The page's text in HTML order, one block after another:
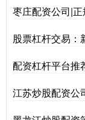
枣庄配资公司|
股票杠杆交易：
配资杠杆平台推
江苏炒股配资公